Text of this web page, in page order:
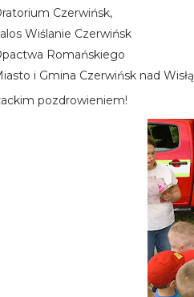
Czerwińsk,
Wiślanie Czerwińsk
Romańskiego
i Gmina Czerwińsk nad Wisłą
pozdrowieniem!